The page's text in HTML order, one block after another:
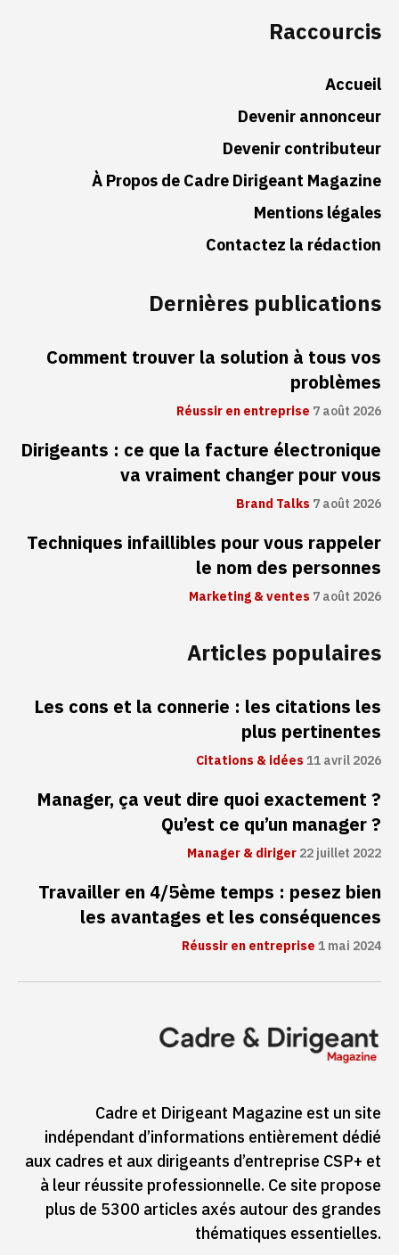
Raccourcis
Accueil
Devenir annonceur
Devenir contributeur
À Propos de Cadre Dirigeant Magazine
Mentions légales
Contactez la rédaction
Dernières publications
Comment trouver la solution à tous vos
problèmes
Réussir en entreprise 7 août 2026
Dirigeants : ce que la facture électronique
va vraiment changer pour vous
Brand Talks7 août 2026
Techniques infaillibles pour vous rappeler
le nom des personnes
Marketing & ventes7 août 2026
Articles populaires
Les cons et la connerie : les citations les
plus pertinentes
Citations & idées11 avril 2026
Manager, ça veut dire quoi exactement ?
Qu’est ce qu’un manager ?
Manager & diriger22 juillet 2022
Travailler en 4/5ème temps : pesez bien
les avantages et les conséquences
Réussir en entreprise1 mai 2024
Cadre et Dirigeant Magazine est un site
indépendant d’informations entièrement dédié
aux cadres et aux dirigeants d’entreprise CSP+ et
à leur réussite professionnelle. Ce site propose
plus de 5300 articles axés autour des grandes
thématiques essentielles.